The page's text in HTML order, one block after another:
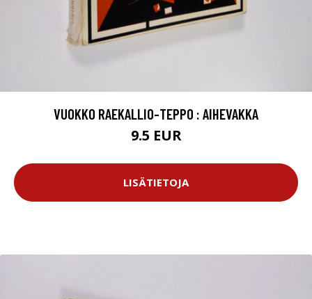
VUOKKO RAEKALLIO-TEPPO : AIHEVAKKA
9.5 EUR
LISÄTIETOJA